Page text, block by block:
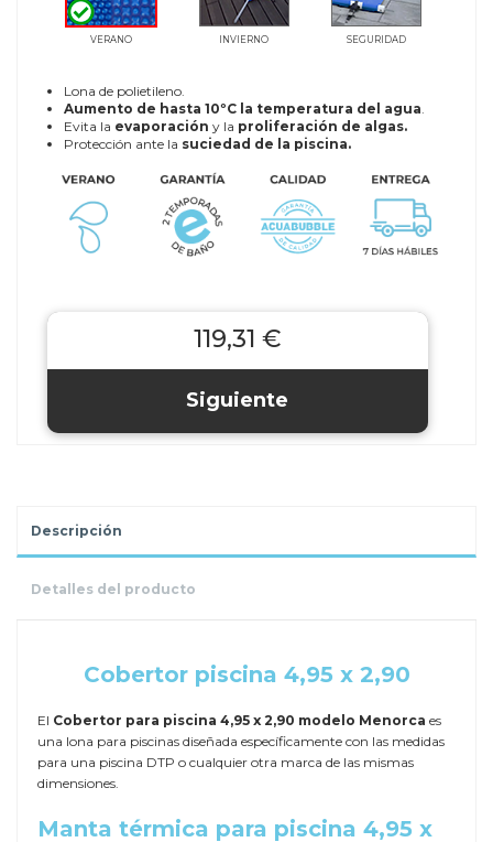
VERANO INVIERNO SEGURIDAD
Lona de polietileno.
Aumento de hasta 10ºC la temperatura del agua.
Evita la evaporación y la proliferación de algas.
Protección ante la suciedad de la piscina.
119,31 €
Descripción
Detalles del producto
Cobertor piscina 4,95 x 2,90
El Cobertor para piscina 4,95 x 2,90 modelo Menorca es
una lona para piscinas diseñada específicamente con las medidas
para una piscina DTP o cualquier otra marca de las mismas
dimensiones.
Manta térmica para piscina 4,95 x